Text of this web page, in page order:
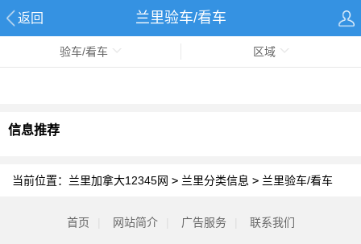
返回 兰里验车/看车
验车/看车 区域
信息推荐
当前位置： 兰里加拿大12345网 > 兰里分类信息 > 兰里验车/看车
首页 网站简介 广告服务 联系我们